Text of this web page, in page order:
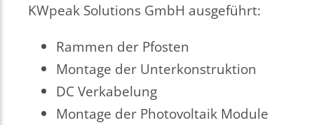
KWpeak Solutions GmbH ausgeführt:
Rammen der Pfosten
Montage der Unterkonstruktion
DC Verkabelung
Montage der Photovoltaik Module